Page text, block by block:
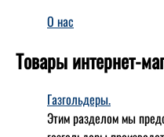
О нас
Товары интернет-
Газгольдеры.
Этим разделом мы